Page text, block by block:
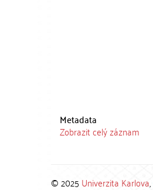
Metadata
Zobrazit celý záznam
© 2025 Univerzita Karlova,